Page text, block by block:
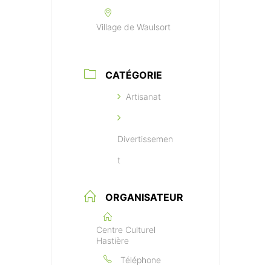
Village de Waulsort
CATÉGORIE
Artisanat
Divertissemen
t
ORGANISATEUR
Centre Culturel
Hastière
Téléphone